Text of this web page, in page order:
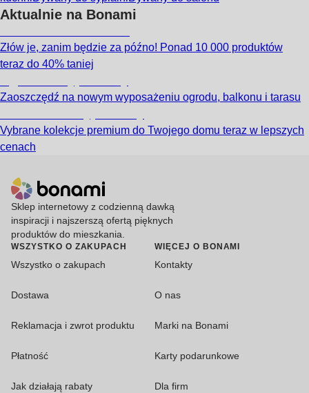
Aktualnie na Bonami
Złów je, zanim będzie za późno! Ponad 10 000 produktów
teraz do 40% taniej
Zaoszczędź na nowym wyposażeniu ogrodu, balkonu i tarasu
Vybrane kolekcje premium do Twojego domu teraz w lepszych
cenach
Sklep internetowy z codzienną dawką
inspiracji i najszerszą ofertą pięknych
produktów do mieszkania.
WSZYSTKO O ZAKUPACH
Wszystko o zakupach
Dostawa
Reklamacja i zwrot produktu
Płatność
Jak działają rabaty
WIĘCEJ O BONAMI
Kontakty
O nas
Marki na Bonami
Karty podarunkowe
Dla firm